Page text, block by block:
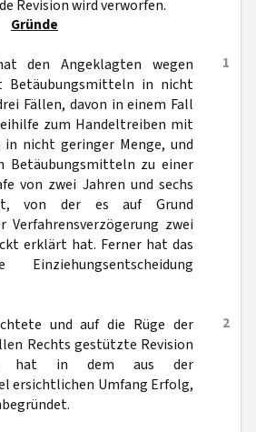
Revision wird verworfen.
Gründe
1
den Angeklagten wegen
Betäubungsmitteln in nicht
Fällen, davon in einem Fall
zum Handeltreiben mit
nicht geringer Menge, und
Betäubungsmitteln zu einer
von zwei Jahren und sechs
von der es auf Grund
Verfahrensverzögerung zwei
erklärt hat. Ferner hat das
2
und auf die Rüge der
Rechts gestützte Revision
hat in dem aus der
ersichtlichen Umfang Erfolg,